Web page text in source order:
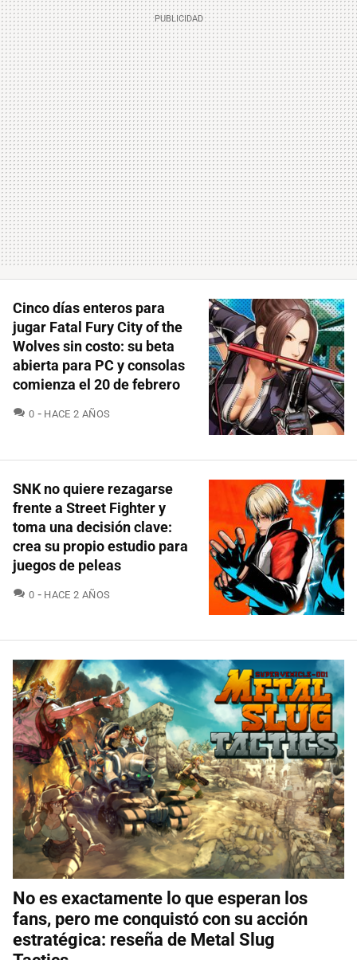
Cinco días enteros para
jugar Fatal Fury City of the
Wolves sin costo: su beta
abierta para PC y consolas
comienza el 20 de febrero
0 COMENTARIOS
HACE 2 AÑOS
SNK no quiere rezagarse
frente a Street Fighter y
toma una decisión clave:
crea su propio estudio para
juegos de peleas
0 COMENTARIOS
HACE 2 AÑOS
No es exactamente lo que esperan los
fans, pero me conquistó con su acción
estratégica: reseña de Metal Slug